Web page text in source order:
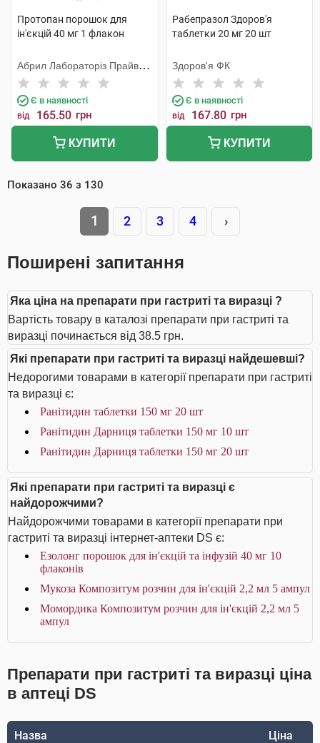
Протопан порошок для
ін'єкцій 40 мг 1 флакон
Абрил Лабораторіз Прайвет
Лімітед
Є в наявності
від 165.50 грн
КУПИТИ
Рабепразол Здоров'я
таблетки 20 мг 20 шт
Здоров'я ФК
Є в наявності
від 167.80 грн
КУПИТИ
Показано 36 з 130
1 2 3 4 ›
Поширені запитання
Яка ціна на препарати при гастриті та виразці ?
Вартість товару в каталозі препарати при гастриті та
виразці починається від 38.5 грн.
Які препарати при гастриті та виразці найдешевші?
Недорогими товарами в категорії препарати при гастриті
та виразці є:
Ранітидин таблетки 150 мг 20 шт
Ранітидин Дарниця таблетки 150 мг 10 шт
Ранітидин Дарниця таблетки 150 мг 20 шт
Які препарати при гастриті та виразці є
найдорожчими?
Найдорожчими товарами в категорії препарати при
гастриті та виразці інтернет-аптеки DS є:
Езолонг порошок для ін'єкцій та інфузій 40 мг 10
флаконів
Мукоза Композитум розчин для ін'єкцій 2,2 мл 5 ампул
Момордика Композитум розчин для ін'єкцій 2,2 мл 5
ампул
Препарати при гастриті та виразці ціна
в аптеці DS
Назва Ціна